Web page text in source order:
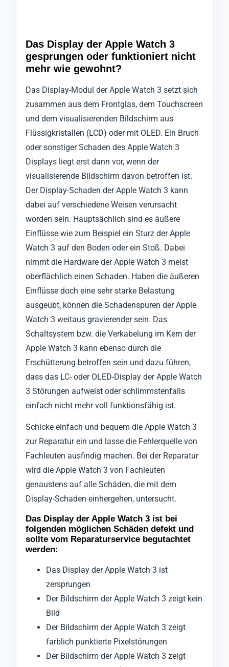
Das Display der Apple Watch 3
gesprungen oder funktioniert nicht
mehr wie gewohnt?
Das Display-Modul der Apple Watch 3 setzt sich
zusammen aus dem Frontglas, dem Touchscreen
und dem visualisierenden Bildschirm aus
Flüssigkristallen (LCD) oder mit OLED. Ein Bruch
oder sonstiger Schaden des Apple Watch 3
Displays liegt erst dann vor, wenn der
visualisierende Bildschirm davon betroffen ist.
Der Display-Schaden der Apple Watch 3 kann
dabei auf verschiedene Weisen verursacht
worden sein. Hauptsächlich sind es äußere
Einflüsse wie zum Beispiel ein Sturz der Apple
Watch 3 auf den Boden oder ein Stoß. Dabei
nimmt die Hardware der Apple Watch 3 meist
oberflächlich einen Schaden. Haben die äußeren
Einflüsse doch eine sehr starke Belastung
ausgeübt, können die Schadenspuren der Apple
Watch 3 weitaus gravierender sein. Das
Schaltsystem bzw. die Verkabelung im Kern der
Apple Watch 3 kann ebenso durch die
Erschütterung betroffen sein und dazu führen,
dass das LC- oder OLED-Display der Apple Watch
3 Störungen aufweist oder schlimmstenfalls
einfach nicht mehr voll funktionsfähig ist.
Schicke einfach und bequem die Apple Watch 3
zur Reparatur ein und lasse die Fehlerquelle von
Fachleuten ausfindig machen. Bei der Reparatur
wird die Apple Watch 3 von Fachleuten
genaustens auf alle Schäden, die mit dem
Display-Schaden einhergehen, untersucht.
Das Display der Apple Watch 3 ist bei
folgenden möglichen Schäden defekt und
sollte vom Reparaturservice begutachtet
werden:
Das Display der Apple Watch 3 ist
zersprungen
Der Bildschirm der Apple Watch 3 zeigt kein
Bild
Der Bildschirm der Apple Watch 3 zeigt
farblich punktierte Pixelstörungen
Der Bildschirm der Apple Watch 3 zeigt